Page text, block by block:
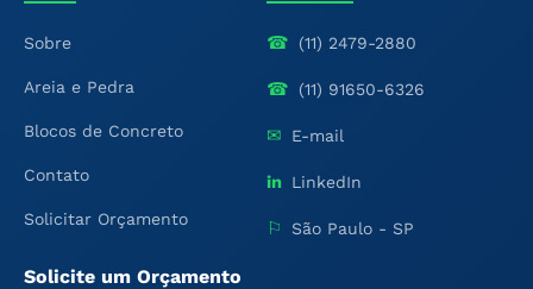
Sobre
Areia e Pedra
Blocos de Concreto
Contato
Solicitar Orçamento
☎ (11) 2479-2880
☎ (11) 91650-6326
✉ E-mail
in LinkedIn
⚐ São Paulo - SP
Solicite um Orçamento